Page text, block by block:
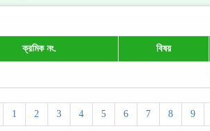
ক্রমিক নং. বিষয়
1 2 3 4 5 6 7 8 9